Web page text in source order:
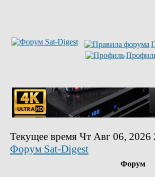
Текущее время Чт Авг 06, 2026
Форум Sat-Digest
Форум